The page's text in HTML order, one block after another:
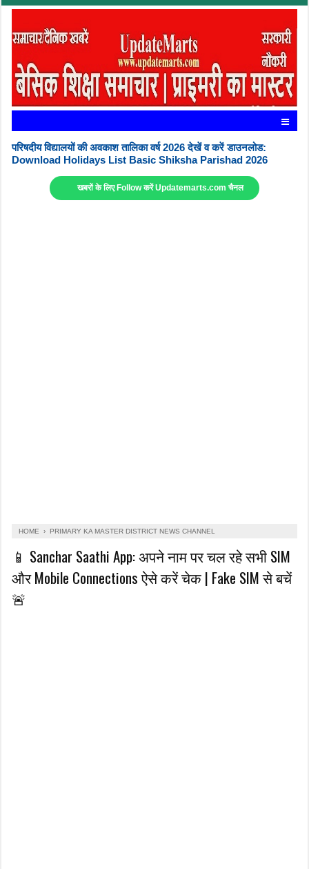
परिषदीय विद्यालयों की अवकाश तालिका वर्ष 2026 देखें व करें डाउनलोड:
Download Holidays List Basic Shiksha Parishad 2026
खबरों के लिए Follow करें Updatemarts.com चैनल
HOME › PRIMARY KA MASTER DISTRICT NEWS CHANNEL
📱 Sanchar Saathi App: अपने नाम पर चल रहे सभी SIM
और Mobile Connections ऐसे करें चेक | Fake SIM से बचें
🚨